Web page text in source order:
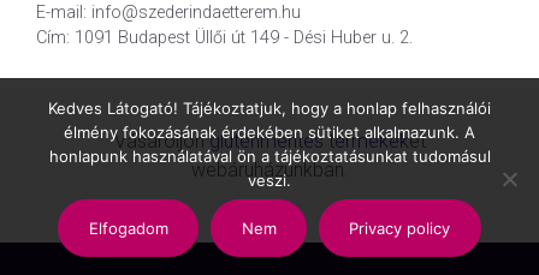
E-mail: info@szederindaetterem.hu
Cím: 1091 Budapest Üllői út 149 - Dési Huber u. 2.
Vásároljongluténmentes termékeket
webáruházunkban.
Kedves Látogató! Tájékoztatjuk, hogy a honlap felhasználói
élmény fokozásának érdekében sütiket alkalmazunk. A
honlapunk használatával ön a tájékoztatásunkat tudomásul
veszi.
Elfogadom Nem Privacy policy